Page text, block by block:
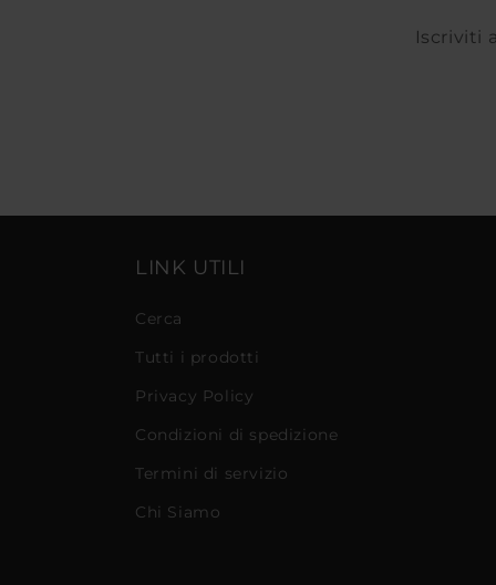
Iscriviti
LINK UTILI
Cerca
Tutti i prodotti
Privacy Policy
Condizioni di spedizione
Termini di servizio
Chi Siamo